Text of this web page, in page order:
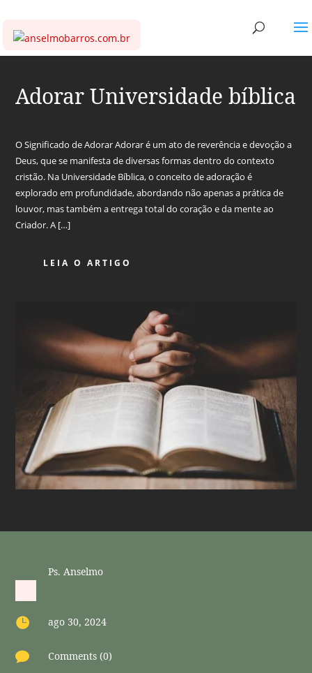
Adorar Universidade bíblica
O Significado de Adorar Adorar é um ato de reverência e devoção a
Deus, que se manifesta de diversas formas dentro do contexto
cristão. Na Universidade Bíblica, o conceito de adoração é
explorado em profundidade, abordando não apenas a prática de
louvor, mas também a entrega total do coração e da mente ao
Criador. A […]
LEIA O ARTIGO
Ps. Anselmo
 ago 30, 2024
 Comments (0)